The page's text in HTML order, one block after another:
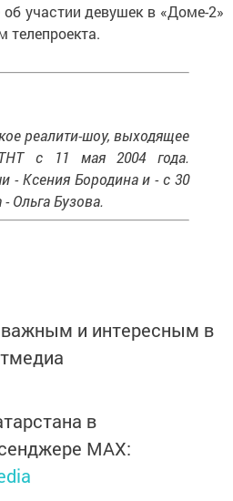
участии девушек в «Доме-2»
телепроекта.
реалити-шоу, выходящее
с 11 мая 2004 года.
- Ксения Бородина и - с 30
- Ольга Бузова.
и интересным в
в
MАХ: